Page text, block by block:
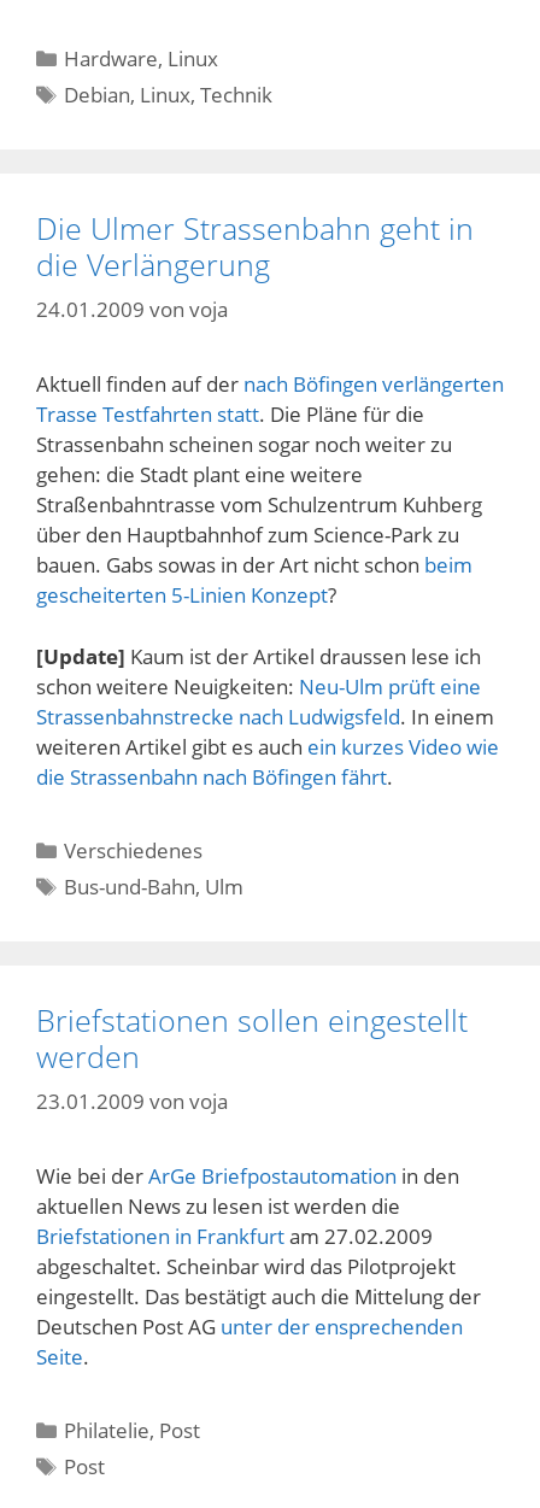
Kategorien
Hardware, Linux
Schlagwörter
Debian, Linux,Technik
Die Ulmer Strassenbahn geht in
die Verlängerung
24.01.2009 von voja
Aktuell finden auf der nach Böfingen verlängerten
Trasse Testfahrten statt. Die Pläne für die
Strassenbahn scheinen sogar noch weiter zu
gehen: die Stadt plant eine weitere
Straßenbahntrasse vom Schulzentrum Kuhberg
über den Hauptbahnhof zum Science-Park zu
bauen. Gabs sowas in der Art nicht schon beim
gescheiterten 5-Linien Konzept?
[Update] Kaum ist der Artikel draussen lese ich
schon weitere Neuigkeiten: Neu-Ulm prüft eine
Strassenbahnstrecke nach Ludwigsfeld. In einem
weiteren Artikel gibt es auch ein kurzes Video wie
die Strassenbahn nach Böfingen fährt.
Kategorien
Verschiedenes
Schlagwörter
Bus-und-Bahn, Ulm
Briefstationen sollen eingestellt
werden
23.01.2009 von voja
Wie bei derArGe Briefpostautomation in den
aktuellen News zu lesen ist werden die
Briefstationen in Frankfurtam 27.02.2009
abgeschaltet. Scheinbar wird das Pilotprojekt
eingestellt. Das bestätigt auch die Mittelung der
Deutschen Post AG unter der ensprechenden
Seite.
Kategorien
Philatelie, Post
Schlagwörter
Post